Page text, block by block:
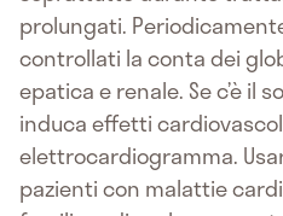
prolungati.
controllati la conta dei
epatica e renale. Se c’è il
induca effetti
elettrocardiogramma.
pazienti con malattie